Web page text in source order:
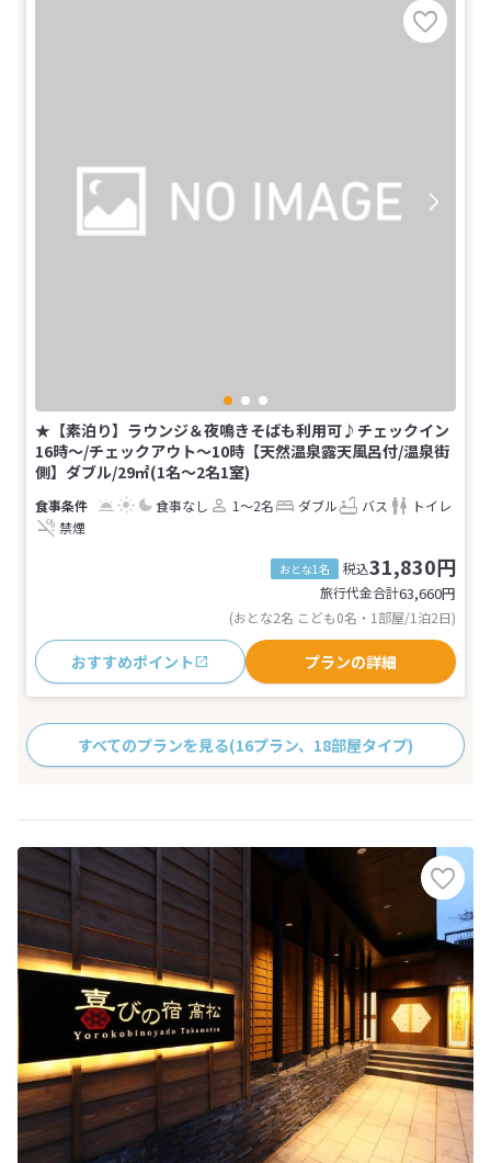
★【素泊り】ラウンジ＆夜鳴きそばも利用可♪チェックイン
16時～/チェックアウト～10時【天然温泉露天風呂付/温泉街
側】ダブル/29㎡(1名～2名1室)
食事なし 1～2名 ダブル バス
トイレ
禁煙
おとな1名 税込31,830円
旅行代金合計63,660円
(おとな2名 こども0名・1部屋/1泊2日)
おすすめポイント プランの詳細
すべてのプランを見る(16プラン、18部屋タイプ)